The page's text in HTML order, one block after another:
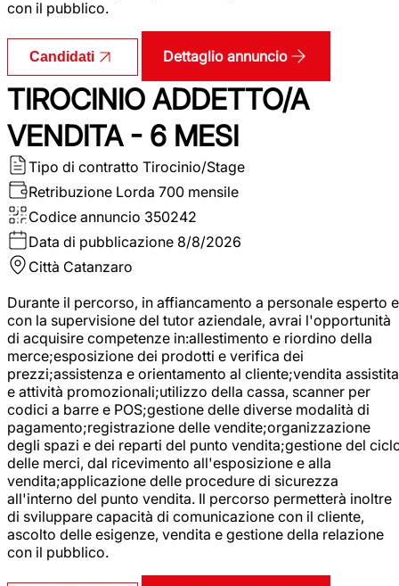
con il pubblico.
Candidati Dettaglio annuncio
TIROCINIO ADDETTO/A
VENDITA - 6 MESI
Tipo di contratto Tirocinio/Stage
Retribuzione Lorda 700 mensile
Codice annuncio 350242
Data di pubblicazione 8/8/2026
Città Catanzaro
Durante il percorso, in affiancamento a personale esperto e
con la supervisione del tutor aziendale, avrai l'opportunità
di acquisire competenze in:allestimento e riordino della
merce;esposizione dei prodotti e verifica dei
prezzi;assistenza e orientamento al cliente;vendita assistita
e attività promozionali;utilizzo della cassa, scanner per
codici a barre e POS;gestione delle diverse modalità di
pagamento;registrazione delle vendite;organizzazione
degli spazi e dei reparti del punto vendita;gestione del
delle merci, dal ricevimento all'esposizione e alla
vendita;applicazione delle procedure di sicurezza
all'interno del punto vendita. Il percorso permetterà inoltre
di sviluppare capacità di comunicazione con il cliente,
ascolto delle esigenze, vendita e gestione della relazione
con il pubblico.